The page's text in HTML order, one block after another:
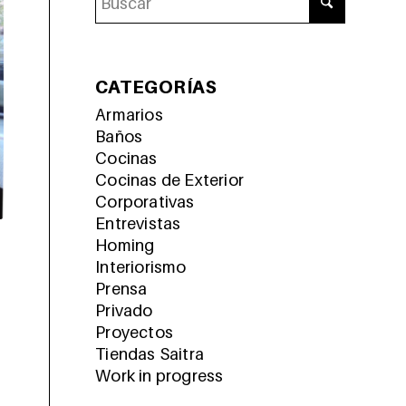
CATEGORÍAS
Armarios
Baños
Cocinas
Cocinas de Exterior
Corporativas
Entrevistas
Homing
Interiorismo
Prensa
Privado
Proyectos
Tiendas Saitra
Work in progress